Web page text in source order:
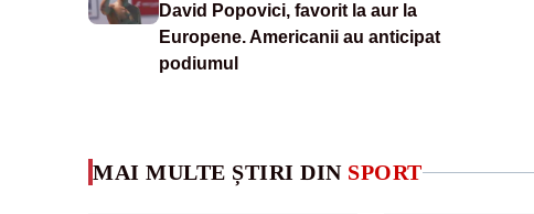
David Popovici, favorit la aur la
Europene. Americanii au anticipat
podiumul
MAI MULTE ȘTIRI DIN SPORT